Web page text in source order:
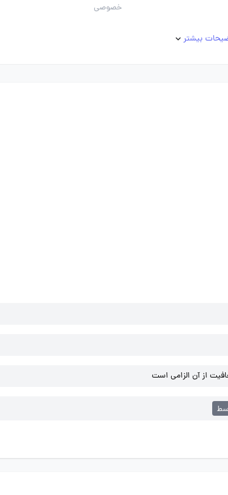
خصوصی
بیشتر
از آن الزامی است